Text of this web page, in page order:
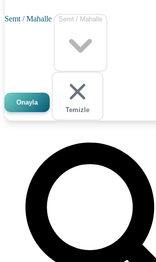
Semt / Mahalle Semt / Mahalle
Onayla
Temizle